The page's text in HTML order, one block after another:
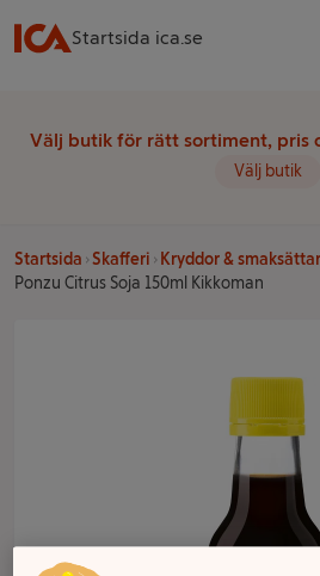
Startsida ica.se
Välj butik för rätt sortiment, pris
Välj butik
Startsida Skafferi Kryddor &
Ponzu Citrus Soja 150ml Kikkoman